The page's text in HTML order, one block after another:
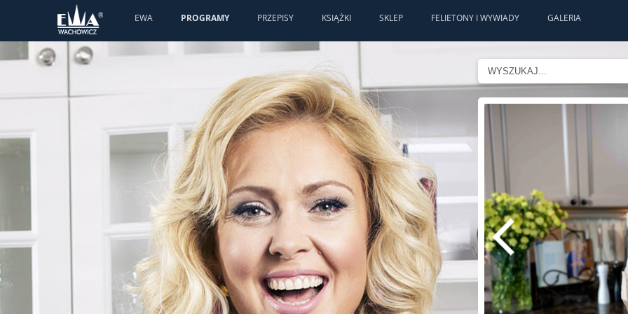
EWA PROGRAMY PRZEPISY KSIĄŻKI SKLEP FELIETONY I WYWIADY GALERIA